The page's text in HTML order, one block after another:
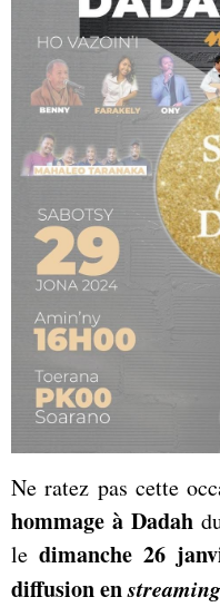
Ne ratez pas cette
hommage à Dadah
le dimanche 26
diffusion enstreaming